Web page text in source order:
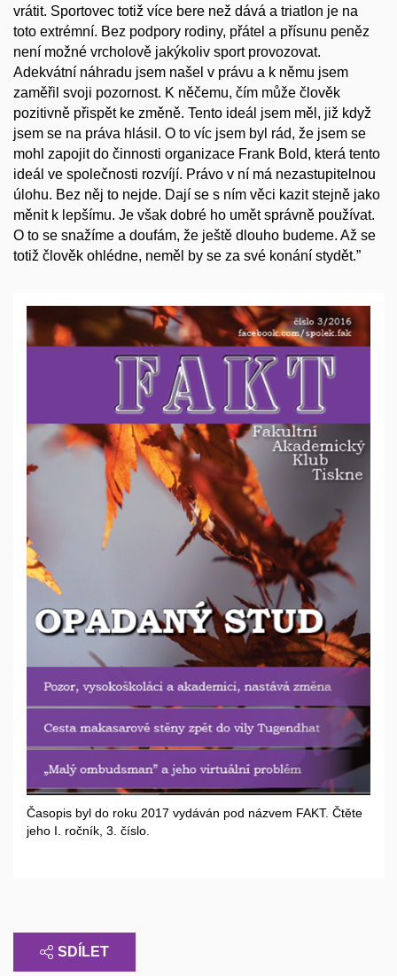
vrátit. Sportovec totiž více bere než dává a triatlon je na
toto extrémní. Bez podpory rodiny, přátel a přísunu peněz
není možné vrcholově jakýkoliv sport provozovat.
Adekvátní náhradu jsem našel v právu a k němu jsem
zaměřil svoji pozornost. K něčemu, čím může člověk
pozitivně přispět ke změně. Tento ideál jsem měl, již když
jsem se na práva hlásil. O to víc jsem byl rád, že jsem se
mohl zapojit do činnosti organizace Frank Bold, která tento
ideál ve společnosti rozvíjí. Právo v ní má nezastupitelnou
úlohu. Bez něj to nejde. Dají se s ním věci kazit stejně jako
měnit k lepšímu. Je však dobré ho umět správně používat.
O to se snažíme a doufám, že ještě dlouho budeme. Až se
totiž člověk ohlédne, neměl by se za své konání stydět.”
Časopis byl do roku 2017 vydáván pod názvem FAKT. Čtěte
jeho I. ročník, 3. číslo.
SDÍLET